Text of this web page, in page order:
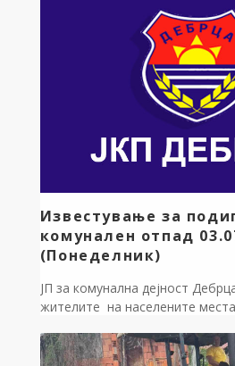
пречекуваме онака како што
работно и на терен! За
сообраќајот и уреден лик на
денови интензивно вршиме
крајпатната вегетација и
Известување за
комунален отпад
(Понеделник)
ЈП за комунална дејност
жителите на населените
(понеделник), редовно